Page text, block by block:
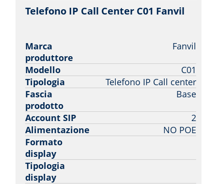
Telefono IP Call Center C01 Fanvil
Marca
produttore
Fanvil
Modello
C01
Tipologia
Telefono IP Call center
Fascia
prodotto
Base
Account SIP
2
Alimentazione
NO POE
Formato
display
Tipologia
display